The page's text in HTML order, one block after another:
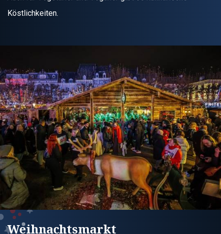
Köstlichkeiten.
Weihnachtsmarkt